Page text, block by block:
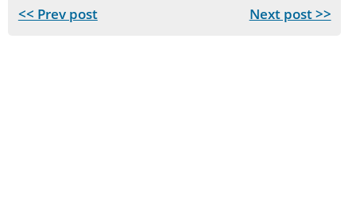
<< Prev post Next post >>